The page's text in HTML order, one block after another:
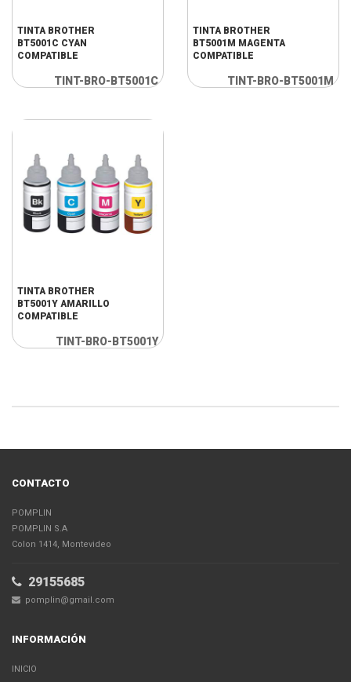
TINTA BROTHER
BT5001C CYAN
COMPATIBLE
TINT-BRO-BT5001C
TINTA BROTHER
BT5001M MAGENTA
COMPATIBLE
TINT-BRO-BT5001M
TINTA BROTHER
BT5001Y AMARILLO
COMPATIBLE
TINT-BRO-BT5001Y
CONTACTO
POMPLIN
POMPLIN S.A
Colon 1414, Montevideo
29155685
pomplin@gmail.com
INFORMACIÓN
INICIO